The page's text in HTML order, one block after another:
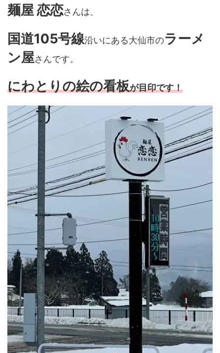
麺屋 恋恋さんは、
国道105号線沿いにある大仙市のラーメ
ン屋さんです。
にわとりの絵の看板が目印です！